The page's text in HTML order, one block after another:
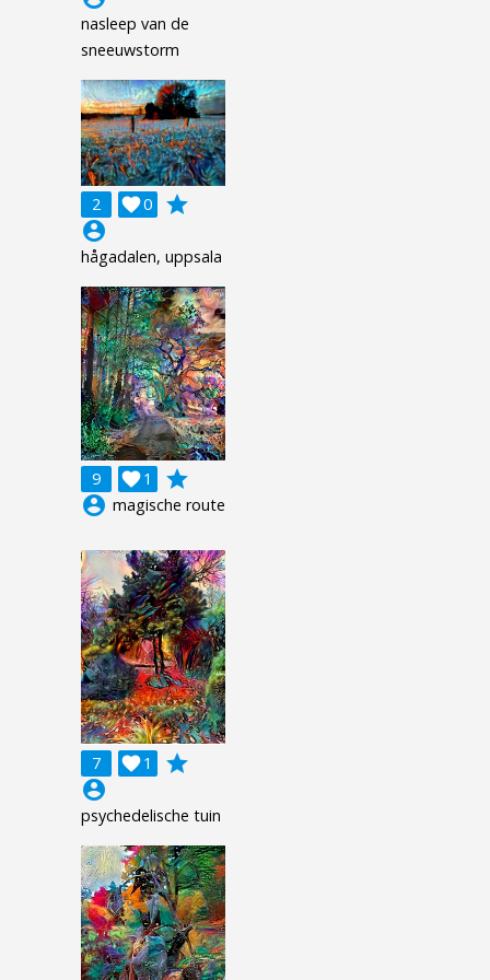
nasleep van de
sneeuwstorm
2 0

grade
account_circle
hågadalen, uppsala
9 1

grade
account_circle magische route
7 1

grade
account_circle
psychedelische tuin